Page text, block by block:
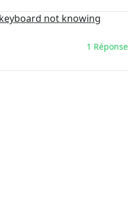
not knowing
1 Réponse